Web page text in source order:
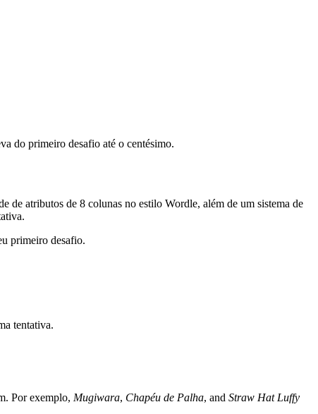
do primeiro desafio até o centésimo.
de atributos de 8 colunas no estilo Wordle, além de um sistema de
primeiro desafio.
tentativa.
Por exemplo, Mugiwara, Chapéu de Palha, and Straw Hat Luffy